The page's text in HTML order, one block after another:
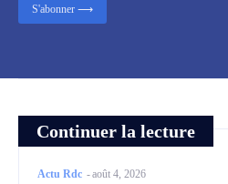
Continuer la lecture
Actu Rdc -août 4, 2026
S'abonner ⟶